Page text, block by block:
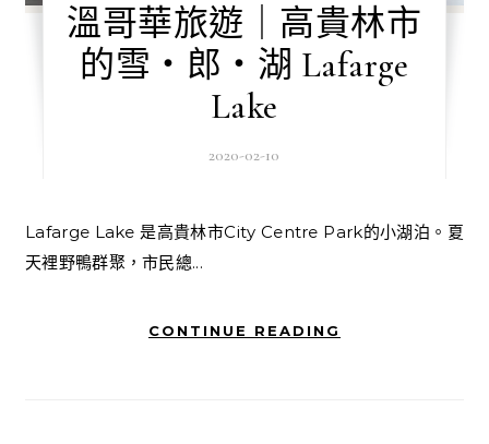
溫哥華旅遊｜高貴林市
的雪‧郎‧湖 Lafarge
Lake
2020-02-10
Lafarge Lake 是高貴林市City Centre Park的小湖泊。夏
天裡野鴨群聚，市民總...
CONTINUE READING